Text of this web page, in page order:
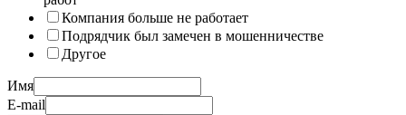
Компания больше не работает
Подрядчик был замечен в мошенничестве
Другое
Имя
E-mail